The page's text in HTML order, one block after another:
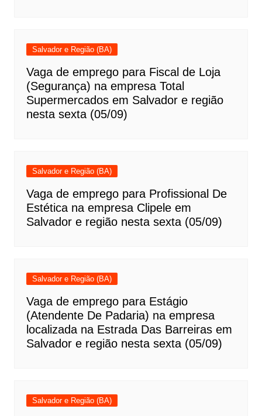
Salvador e Região (BA)
Vaga de emprego para Fiscal de Loja
(Segurança) na empresa Total
Supermercados em Salvador e região
nesta sexta (05/09)
Salvador e Região (BA)
Vaga de emprego para Profissional De
Estética na empresa Clipele em
Salvador e região nesta sexta (05/09)
Salvador e Região (BA)
Vaga de emprego para Estágio
(Atendente De Padaria) na empresa
localizada na Estrada Das Barreiras em
Salvador e região nesta sexta (05/09)
Salvador e Região (BA)